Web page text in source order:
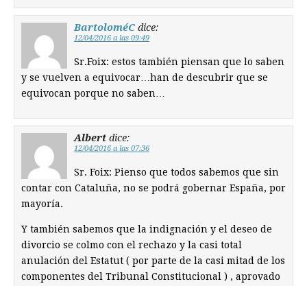
BartoloméC dice:
12/04/2016 a las 09:49
Sr.Foix: estos también piensan que lo saben
y se vuelven a equivocar…han de descubrir que se
equivocan porque no saben…
Albert dice:
12/04/2016 a las 07:36
Sr. Foix: Pienso que todos sabemos que sin
contar con Cataluña, no se podrá gobernar España, por
mayoría.
Y también sabemos que la indignación y el deseo de
divorcio se colmo con el rechazo y la casi total
anulación del Estatut ( por parte de la casi mitad de los
componentes del Tribunal Constitucional ) , aprovado